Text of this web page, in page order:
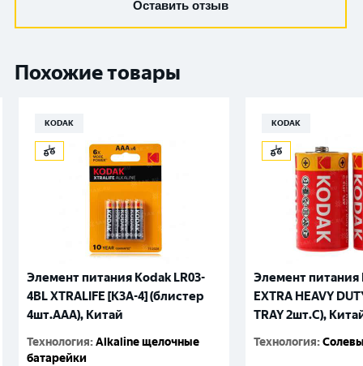
Оставить отзыв
Похожие товары
KODAK
Элемент питания Kodak LR03-
4BL XTRALIFE [K3A-4] (блистер
4шт.AАА), Китай
Технология:Alkaline щелочные
батарейки
KODAK
Элемент питания
EXTRA HEAVY
TRAY 2шт.C),
Технология: